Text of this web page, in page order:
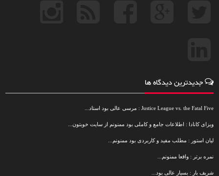
جدیدترین دیدگاه ها
Justice League vs. the Fatal Five : مرسی عالی بود استاد...
ویزای کانادا : اطلاعات جامع و کاملی بود ممنونم از سایت خوبتون...
لیان استور : مطلب مفید و کاربردی بود ممنونم...
نمره برتر : واقعا ممنونم...
شریف بار : بسیار عالی بود...